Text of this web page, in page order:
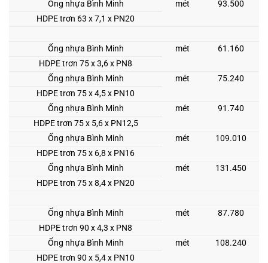
Ống nhựa Bình Minh
mét
93.500
HDPE trơn 63 x 7,1 x PN20
Ống nhựa Bình Minh mét
61.160
HDPE trơn 75 x 3,6 x PN8
Ống nhựa Bình Minh
mét
75.240
HDPE trơn 75 x 4,5 x PN10
Ống nhựa Bình Minh
mét
91.740
HDPE trơn 75 x 5,6 x PN12,5
Ống nhựa Bình Minh
mét
109.010
HDPE trơn 75 x 6,8 x PN16
Ống nhựa Bình Minh
mét
131.450
HDPE trơn 75 x 8,4 x PN20
Ống nhựa Bình Minh mét
87.780
HDPE trơn 90 x 4,3 x PN8
Ống nhựa Bình Minh
mét
108.240
HDPE trơn 90 x 5,4 x PN10